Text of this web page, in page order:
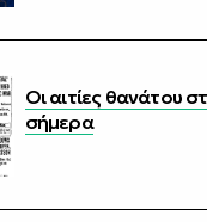
Οι αιτίες θανάτου
σήμερα